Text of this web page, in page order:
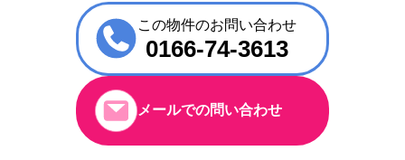
この物件のお問い合わせ
0166-74-3613
メールでの問い合わせ